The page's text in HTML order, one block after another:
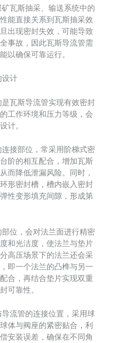
瓦斯抽采、输送系统中的
能直接关系到瓦斯抽采效
出现密封失效，可能导致
事故，因此瓦斯导流管需
以确保可靠运行。
计
瓦斯导流管实现有效密封
工作环境和压力等级，会
计。
接部位，常采用阶梯式密
阶的相互配合，增加瓦斯
而降低泄漏风险。同时，
形密封槽，槽内嵌入密封
性变形填充间隙，形成第
位，会对法兰面进行精密
和光洁度，使法兰与垫片
高压场景下的法兰还会采
即一个法兰的凸榫与另一
合，再结合垫片实现双重
可靠性。
流管的连接位置，采用球
体与阀座的紧密贴合，利
安装误差，确保在不同角